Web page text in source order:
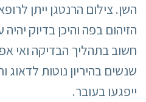
השן. צילום הרנטגן ייתן
הזיהום בפה והיכן בדיוק
חשוב בתהליך הבדיקה ואי
שנשים בהיריון נוטות לדאוג
ייפגעו בעובר.